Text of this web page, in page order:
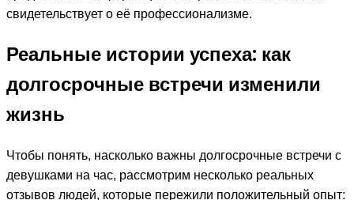
свидетельствует о её профессионализме.
Реальные истории успеха: как
долгосрочные встречи изменили
жизнь
Чтобы понять, насколько важны долгосрочные встречи с
девушками на час, рассмотрим несколько реальных
отзывов людей, которые пережили положительный опыт: